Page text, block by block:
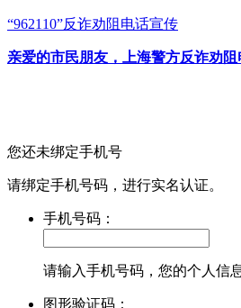
“962110”反诈劝阻电话宣传
亲爱的市民朋友，上海警方反诈劝
您还未绑定手机号
请绑定手机号码，进行实名认证。
手机号码：
请输入手机号码，您的个人信
图形验证码：